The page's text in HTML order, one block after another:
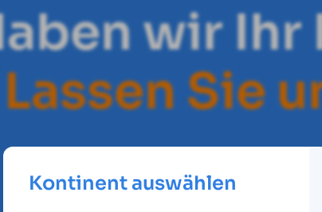
Kontinent auswählen
wir
Lassen Sieu